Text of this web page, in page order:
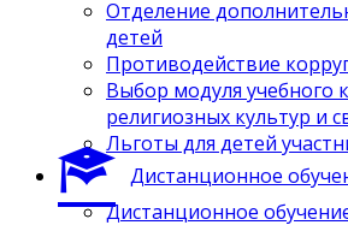
Отделение
детей
Противодействие
Выбор модуля учебного
религиозных культур и
Льготы для детей
Дистанционное
Дистанционное